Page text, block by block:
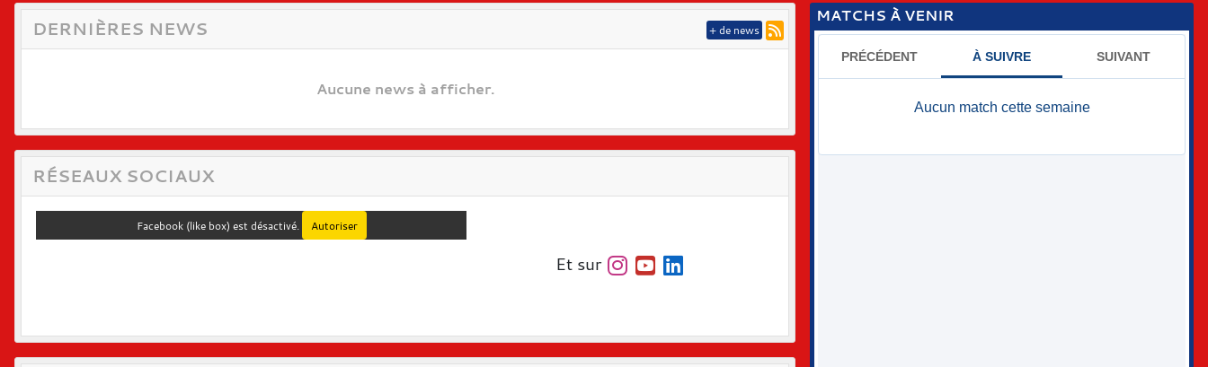
DERNIÈRES NEWS
Aucune news à afficher.
+ de news
RÉSEAUX SOCIAUX
Facebook (like box) est désactivé. Autoriser
Et sur
MATCHS À VENIR